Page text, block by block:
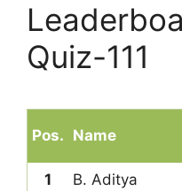
Quiz-111
Pos. Name
1 B. Aditya